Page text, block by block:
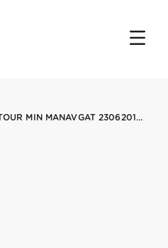
WORLD TOUR MIN MANAVGAT 23062018 MANAVGAT